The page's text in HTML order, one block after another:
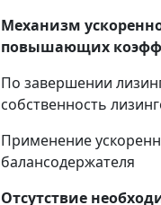
Механизм
повышающих
По завершении
собственность
Применение
балансодержателя
Отсутствие